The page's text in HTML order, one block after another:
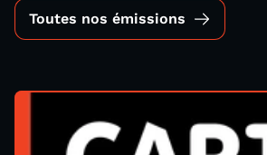
Toutes nos émissions